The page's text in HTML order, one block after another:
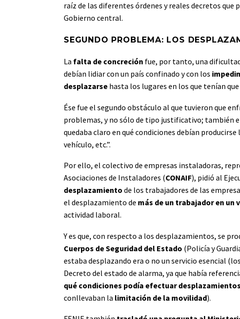
raíz de las diferentes órdenes y reales decretos
Gobierno central.
SEGUNDO PROBLEMA: LOS
La falta de concreción fue, por tanto, una
debían lidiar con un país confinado y con los
desplazarse hasta los lugares en los que tenían
Ése fue el segundo obstáculo al que tuvieron que
problemas, y no sólo de tipo justificativo; también
quedaba claro en qué condiciones debían
vehículo, etc.”.
Por ello, el colectivo de empresas instaladoras,
Asociaciones de Instaladores (CONAIF), pidió al
desplazamiento de los trabajadores de las
el desplazamiento de más de un trabajador en un
actividad laboral.
Y es que, con respecto a los desplazamientos, se
Cuerpos de Seguridad del Estado (Policía y
estaba desplazando era o no un servicio esencial
Decreto del estado de alarma, ya que había
qué condiciones podía efectuar desplazamientos
conllevaban la limitación de la movilidad).